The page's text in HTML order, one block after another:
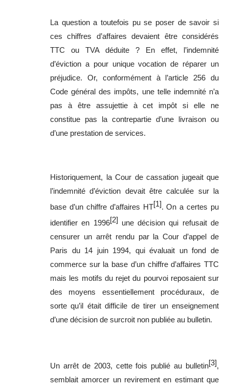
La question a toutefois pu se poser de savoir si
ces chiffres d’affaires devaient être considérés
TTC ou TVA déduite ? En effet, l’indemnité
d’éviction a pour unique vocation de réparer un
préjudice. Or, conformément à l’article 256 du
Code général des impôts, une telle indemnité n’a
pas à être assujettie à cet impôt si elle ne
constitue pas la contrepartie d’une livraison ou
d’une prestation de services.
Historiquement, la Cour de cassation jugeait que
l’indemnité d’éviction devait être calculée sur la
base d’un chiffre d’affaires HT[1]. On a certes pu
identifier en 1996[2] une décision qui refusait de
censurer un arrêt rendu par la Cour d’appel de
Paris du 14 juin 1994, qui évaluait un fond de
commerce sur la base d’un chiffre d’affaires TTC
mais les motifs du rejet du pourvoi reposaient sur
des moyens essentiellement procéduraux, de
sorte qu’il était difficile de tirer un enseignement
d’une décision de surcroit non publiée au bulletin.
Un arrêt de 2003, cette fois publié au bulletin[3],
semblait amorcer un revirement en estimant que